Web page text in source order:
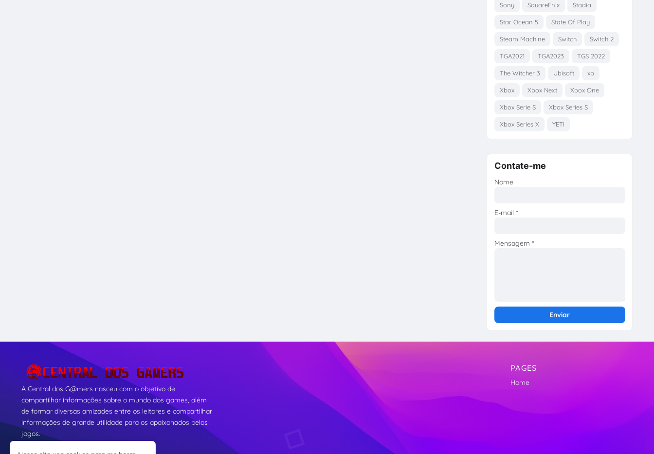
Sony SquareEnix Stadia
Star Ocean 5 State Of Play
Steam Machine Switch Switch 2
TGA2021 TGA2023 TGS 2022
The Witcher 3 Ubisoft xb
Xbox Xbox Next Xbox One
Xbox Serie S Xbox Series S
Xbox Series X YETI
Contate-me
Nome
E-mail *
Mensagem *
A Central dos G@mers nasceu com o objetivo de
compartilhar informações sobre o mundo dos games, além
de formar diversas amizades entre os leitores e compartilhar
informações de grande utilidade para os apaixonados pelos
jogos.
PAGES
Home